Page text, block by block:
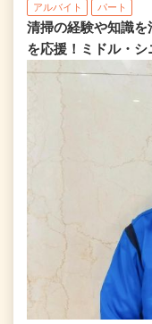
アルバイト パート
清掃の経験や知識
を応援！ミドル・シ